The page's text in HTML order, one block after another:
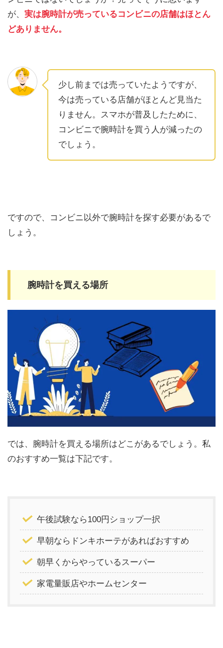
が、 実は腕時計が売っているコンビニの店舗はほとん
どありません。
少し前までは売っていたようですが、
今は売っている店舗がほとんど見当た
りません。スマホが普及したために、
コンビニで腕時計を買う人が減ったの
でしょう。
ですので、コンビニ以外で腕時計を探す必要があるで
しょう。
腕時計を買える場所
では、腕時計を買える場所はどこがあるでしょう。私
のおすすめ一覧は下記です。
午後試験なら100円ショップ一択
早朝ならドンキホーテがあればおすすめ
朝早くからやっているスーパー
家電量販店やホームセンター